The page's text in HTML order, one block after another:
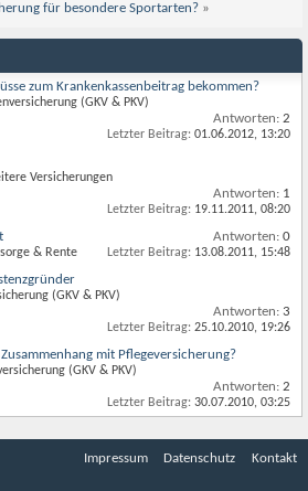
für besondere Sportarten? »
zum Krankenkassenbeitrag bekommen?
(GKV & PKV)
Antworten: 2
Letzter Beitrag: 01.06.2012, 13:20
Versicherungen
Antworten: 1
Letzter Beitrag: 19.11.2011, 08:20
& Rente
Antworten: 0
Letzter Beitrag: 13.08.2011, 15:48
(GKV & PKV)
Antworten: 3
Letzter Beitrag: 25.10.2010, 19:26
mit Pflegeversicherung?
(GKV & PKV)
Antworten: 2
Letzter Beitrag: 30.07.2010, 03:25
Impressum Datenschutz Kontakt